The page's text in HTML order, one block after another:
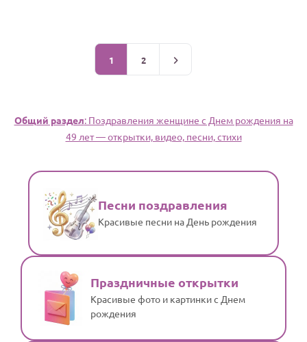
1 2
Общий раздел: Поздравления женщине c Днем рождения на
49 лет — открытки, видео, песни, стихи
Песни поздравления
Красивые песни на День рождения
Праздничные открытки
Красивые фото и картинки с Днем
рождения